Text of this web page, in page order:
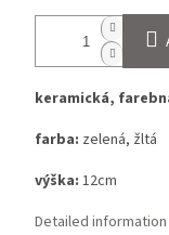
keramická,
farba: zelená, žltá
výška: 12cm
Detailed information